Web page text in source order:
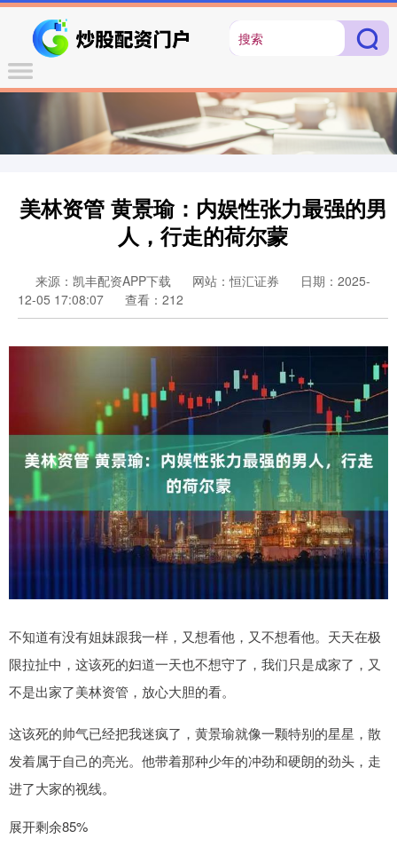
美林资管 黄景瑜：内娱性张力最强的男
人，行走的荷尔蒙
来源：凯丰配资APP下载 网站：恒汇证券
日期：2025-
12-05 17:08:07
查看：212
不知道有没有姐妹跟我一样，又想看他，又不想看他。天天在极
限拉扯中，这该死的妇道一天也不想守了，我们只是成家了，又
不是出家了美林资管，放心大胆的看。
这该死的帅气已经把我迷疯了，黄景瑜就像一颗特别的星星，散
发着属于自己的亮光。他带着那种少年的冲劲和硬朗的劲头，走
进了大家的视线。
展开剩余85%